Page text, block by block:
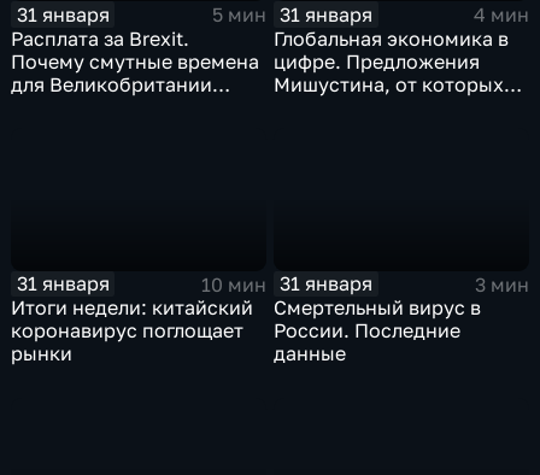
31 января
5 мин
Расплата за Brexit.
Почему смутные времена
для Великобритании
31 января
4 мин
Глобальная экономика в
цифре. Предложения
Мишустина, от которых
31 января
10 мин
Итоги недели: китайский
коронавирус поглощает
рынки
31 января
3 мин
Смертельный вирус в
России. Последние
данные